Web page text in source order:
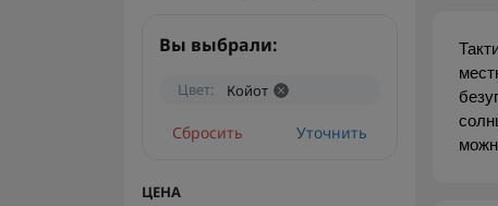
Вы выбрали:
Цвет: Койот
Сбросить Уточнить
ЦЕНА